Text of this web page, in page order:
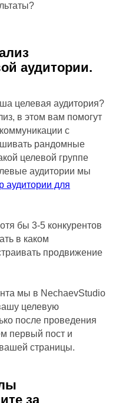
аудитории.
целевая аудитория?
в этом вам помогут
с
рандомные
целевой группе
аудитории мы
аудитории для
бы 3-5 конкурентов
в каком
продвижение
мы в NechaevStudio
целевую
после проведения
первый пост и
страницы.
за